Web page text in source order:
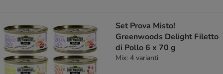
Set Prova Misto!
Greenwoods Delight Filetto
di Pollo 6 x 70 g
Mix: 4 varianti